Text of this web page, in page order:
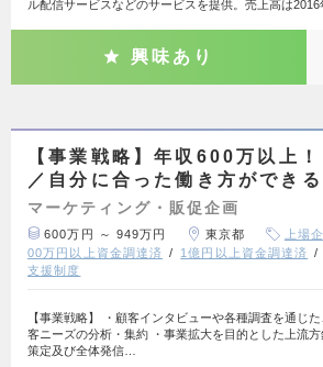
ル配信サービスなどのサービスを提供。売上高は2016
興味あり
【事業戦略】年収600万以上
／自分に合った働き方ができる
マーケティング・販促企画
600万円 ～ 949万円 東京都 上場
00万円以上資金調達済
1億円以上資金調達済
支援制度
【事業戦略】 ・顧客インタビューや各種調査を通じ
客ニーズの分析・集約 ・事業拡大を目的とした上流方
策定及び全体発信…